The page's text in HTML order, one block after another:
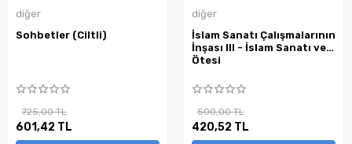
diğer
Sohbetler (Ciltli)
725,00 TL
601,42 TL
diğer
İslam Sanatı Çalışmalarının
İnşası III - İslam Sanatı ve
Ötesi
500,00 TL
420,52 TL